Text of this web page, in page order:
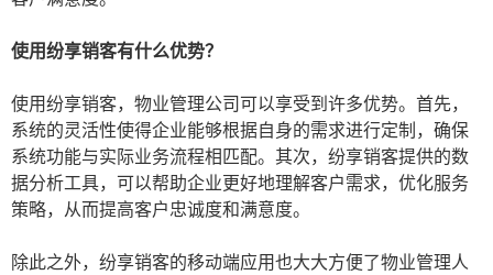
使用纷享销客有什么优势？
使用纷享销客，物业管理公司可以享受到许多优势。首先，
系统的灵活性使得企业能够根据自身的需求进行定制，确保
系统功能与实际业务流程相匹配。其次，纷享销客提供的数
据分析工具，可以帮助企业更好地理解客户需求，优化服务
策略，从而提高客户忠诚度和满意度。
除此之外，纷享销客的移动端应用也大大方便了物业管理人